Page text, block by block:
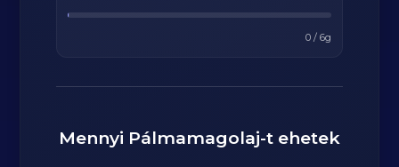
0/ 6g
Mennyi Pálmamagolaj-t ehetek